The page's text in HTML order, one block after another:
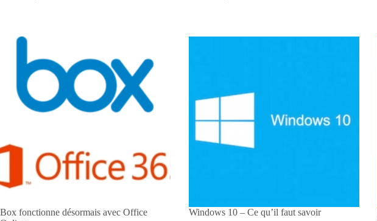
Box fonctionne désormais avec Office
Windows 10 – Ce qu’il faut savoir